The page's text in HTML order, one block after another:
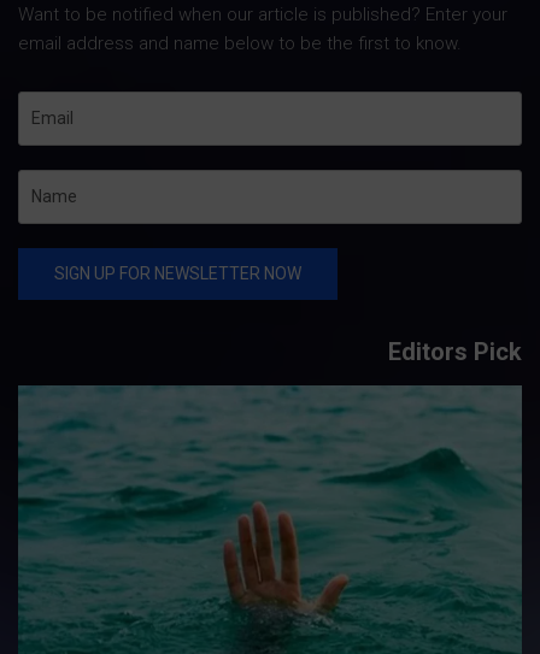
Want to be notified when our article is published? Enter your
email address and name below to be the first to know.
Editors Pick